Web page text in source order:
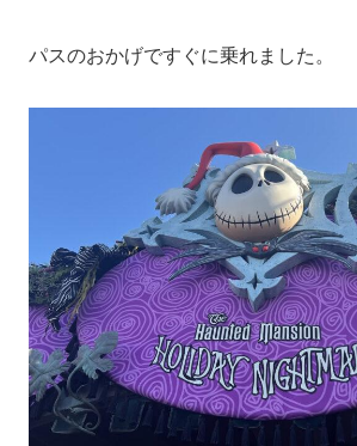
パスのおかげですぐに乗れました。